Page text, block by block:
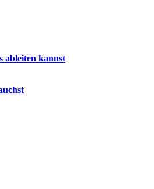
ableiten kannst